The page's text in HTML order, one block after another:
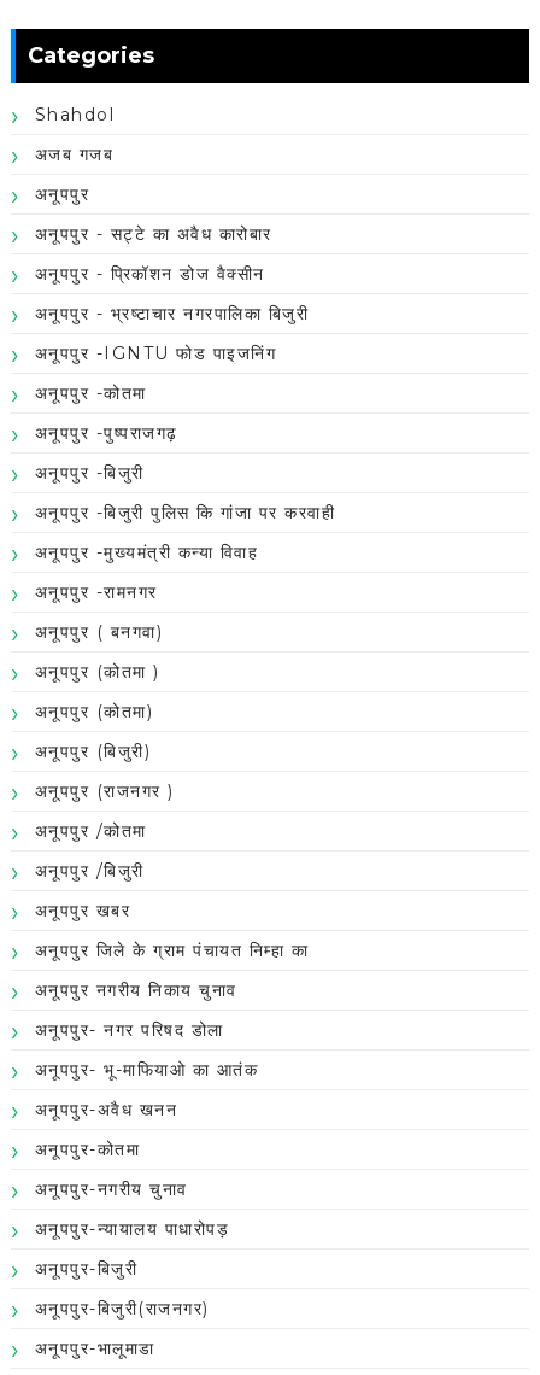
Categories
Shahdol
अजब गजब
अनूपपुर
अनूपपुर - सट्टे का अवैध कारोबार
अनूपपुर - प्रिकॉशन डोज वैक्सीन
अनूपपुर - भ्रष्टाचार नगरपालिका बिजुरी
अनूपपुर -IGNTU फोड पाइजनिंग
अनूपपुर -कोतमा
अनूपपुर -पुष्पराजगढ़
अनूपपुर -बिजुरी
अनूपपुर -बिजुरी पुलिस कि गांजा पर करवाही
अनूपपुर -मुख्यमंत्री कन्या विवाह
अनूपपुर -रामनगर
अनूपपुर ( बनगवा)
अनूपपुर (कोतमा )
अनूपपुर (कोतमा)
अनूपपुर (बिजुरी)
अनूपपुर (राजनगर )
अनूपपुर /कोतमा
अनूपपुर /बिजुरी
अनूपपुर खबर
अनूपपुर जिले के ग्राम पंचायत निम्हा का
अनूपपुर नगरीय निकाय चुनाव
अनूपपुर- नगर परिषद डोला
अनूपपुर- भू-माफियाओ का आतंक
अनूपपुर-अवैध खनन
अनूपपुर-कोतमा
अनूपपुर-नगरीय चुनाव
अनूपपुर-न्यायालय पाधारोपड़
अनूपपुर-बिजुरी
अनूपपुर-बिजुरी(राजनगर)
अनूपपुर-भालूमाडा